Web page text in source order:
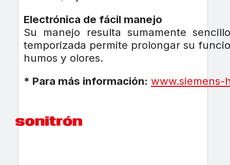
Electrónica de fácil manejo
Su manejo resulta sumamente
temporizada permite prolongar su
humos y olores.
* Para más información: www.siemens-